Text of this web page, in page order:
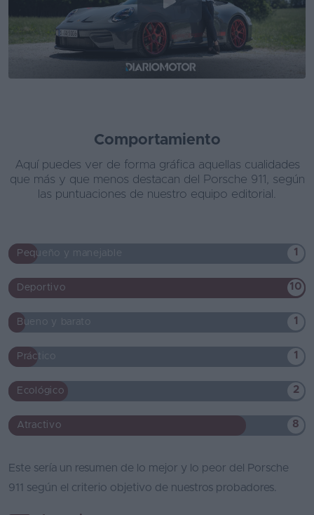
Comportamiento
Aquí puedes ver de forma gráfica aquellas cualidades
que más y que menos destacan del Porsche 911, según
las puntuaciones de nuestro equipo editorial.
Pequeño y manejable 1
Deportivo 10
Bueno y barato 1
Práctico 1
Ecológico 2
Atractivo 8
Este sería un resumen de lo mejor y lo peor del Porsche
911 según el criterio objetivo de nuestros probadores.